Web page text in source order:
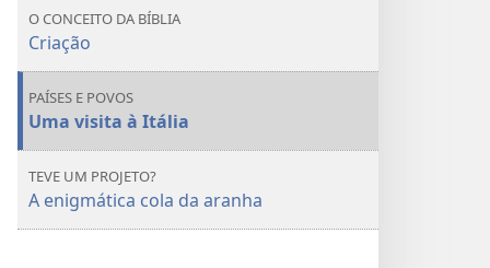
O CONCEITO DA BÍBLIA
Criação
PAÍSES E POVOS
Uma visita à Itália
TEVE UM PROJETO?
A enigmática cola da aranha